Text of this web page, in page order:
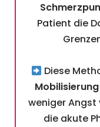
Patient die
Diese
Mobilisierung
weniger Angst
die akute